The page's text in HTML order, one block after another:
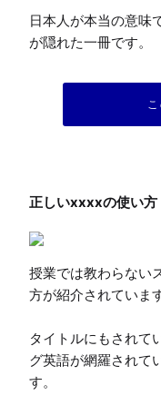
日本人が本当の意味
が隠れた一冊です。
授業では教わらない
方が紹介されています
タイトルにもされて
グ英語が網羅されて
す。